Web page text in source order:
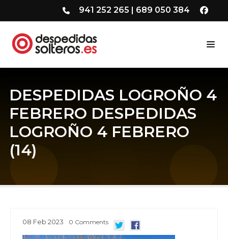
941 252 265 | 689 050 384
DESPEDIDAS LOGROÑO 4
FEBRERO DESPEDIDAS
LOGROÑO 4 FEBRERO
(14)
08 Feb 2023 0 Comments